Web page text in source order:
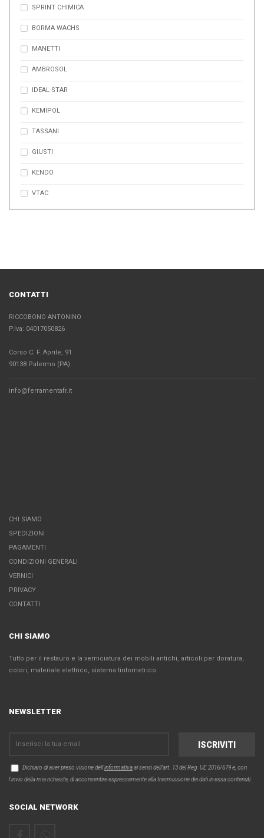
SPRINT CHIMICA
BORMA WACHS
MANETTI
AMBROSOL
IDEAL STAR
KEMIPOL
TASSANI
GIUSTI
KENDO
VTAC
CONTATTI
RICCOBONO ANTONINO
P.Iva: 04017050826
Corso C. F. Aprile, 91
90138 Palermo (PA)
info@ferramentafr.it
CHI SIAMO
SPEDIZIONI
PAGAMENTI
CONDIZIONI GENERALI
VERNICI
PRIVACY
CONTATTI
CHI SIAMO
Tutto per il restauro e la verniciatura dei mobili antichi, articoli per doratura,
colori, materiale elettrico, sistema tintometrico
NEWSLETTER
Dichiaro di aver preso visione dell'informativaai sensi dell’art. 13 del Reg. UE 2016/679 e, con
l'invio della mia richiesta, di acconsentire espressamente alla trasmissione dei dati in essa contenuti.
SOCIAL NETWORK